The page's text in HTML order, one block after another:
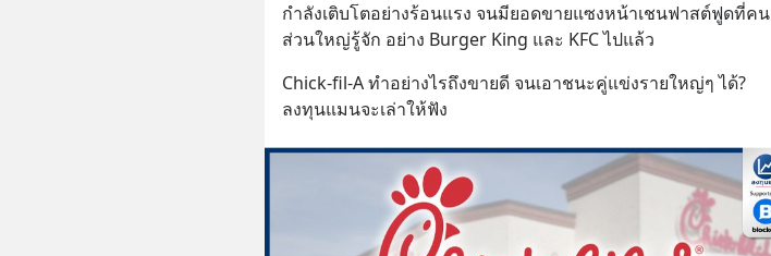
กำลังเติบโตอย่างร้อนแรง จนมียอดขายแซงหน้าเชนฟาสต์ฟูดที่คน
ส่วนใหญ่รู้จัก อย่าง Burger King และ KFC ไปแล้ว
Chick-fil-A ทำอย่างไรถึงขายดี จนเอาชนะคู่แข่งรายใหญ่ๆ ได้?
ลงทุนแมนจะเล่าให้ฟัง